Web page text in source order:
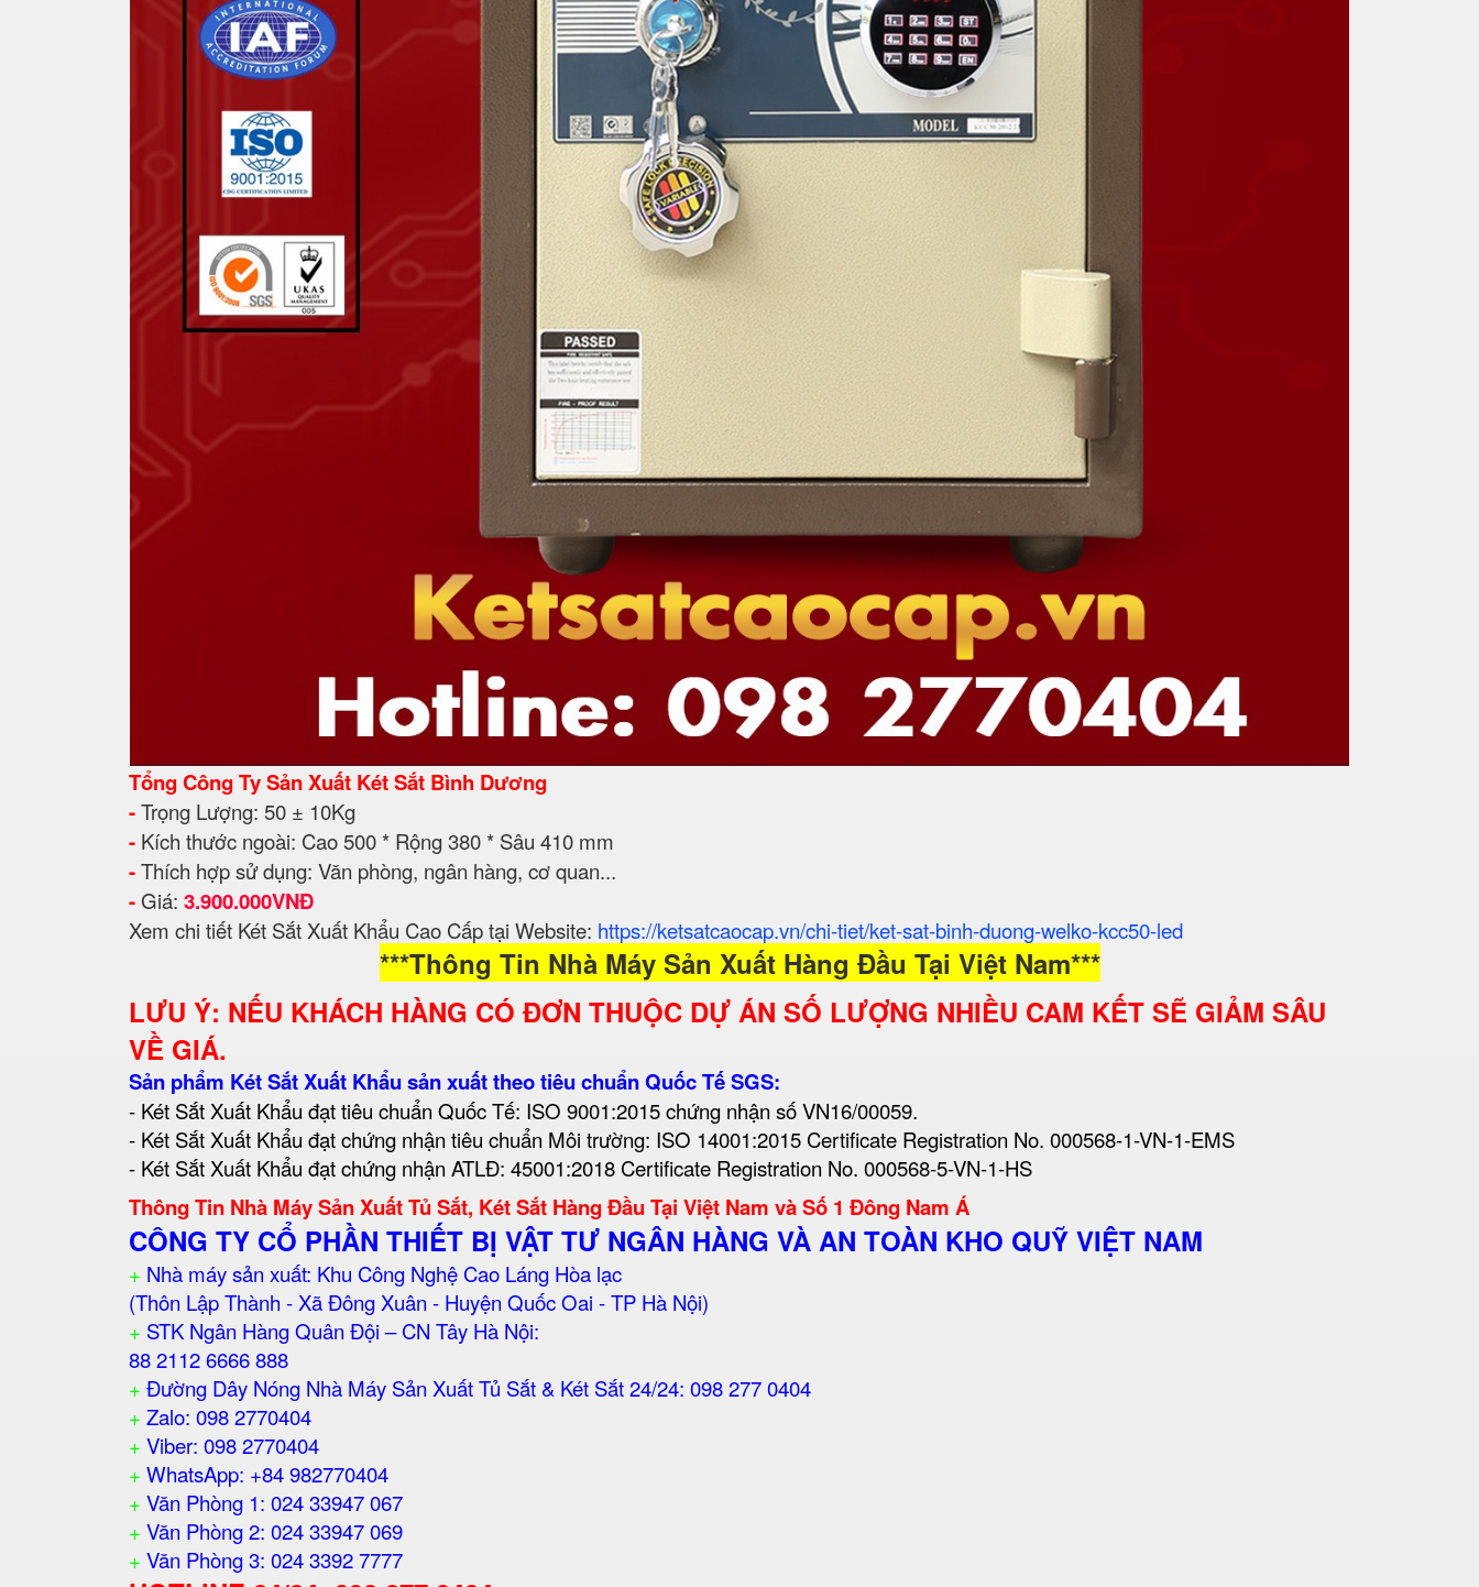
Tổng Công Ty Sản Xuất Két Sắt Bình Dương
-Trọng Lượng: 50 ± 10Kg
- Kích thước ngoài: Cao 500 * Rộng 380 * Sâu 410 mm
-Thích hợp sử dụng: Văn phòng, ngân hàng, cơ quan...
- Giá: 3.900.000VNĐ
Xem chi tiết Két Sắt Xuất Khẩu Cao Cấp tại Website: https://ketsatcaocap.vn/chi-tiet/ket-sat-binh-duong-welko-kcc50-led
***Thông Tin Nhà Máy Sản Xuất Hàng Đầu Tại Việt Nam***
LƯU Ý: NẾU KHÁCH HÀNG CÓ ĐƠN THUỘC DỰ ÁN SỐ LƯỢNG NHIỀU CAM KẾT SẼ GIẢM SÂU
VỀ GIÁ.
Sản phẩm Két Sắt Xuất Khẩu sản xuất theo tiêu chuẩn Quốc Tế SGS:
- Két Sắt Xuất Khẩu đạt tiêu chuẩn Quốc Tế: ISO 9001:2015 chứng nhận số VN16/00059.
- Két Sắt Xuất Khẩu đạt chứng nhận tiêu chuẩn Môi trường: ISO 14001:2015 Certificate Registration No. 000568-1-VN-1-EMS
- Két Sắt Xuất Khẩu đạt chứng nhận ATLĐ: 45001:2018 Certificate Registration No. 000568-5-VN-1-HS
Thông Tin Nhà Máy Sản Xuất Tủ Sắt, Két Sắt Hàng Đầu Tại Việt Nam và Số 1 Đông Nam Á
CÔNG TY CỔ PHẦN THIẾT BỊ VẬT TƯ NGÂN HÀNG VÀ AN TOÀN KHO QUỸ VIỆT NAM
+ Nhà máy sản xuất: Khu Công Nghệ Cao Láng Hòa lạc
(Thôn Lập Thành - Xã Đông Xuân - Huyện Quốc Oai - TP Hà Nội)
+ STK Ngân Hàng Quân Đội – CN Tây Hà Nội:
88 2112 6666 888
+ Đường Dây Nóng Nhà Máy Sản Xuất Tủ Sắt & Két Sắt 24/24: 098 277 0404
+ Zalo: 098 2770404
+ Viber: 098 2770404
+ WhatsApp: +84 982770404
+ Văn Phòng 1: 024 33947 067
+ Văn Phòng 2: 024 33947 069
+ Văn Phòng 3: 024 3392 7777